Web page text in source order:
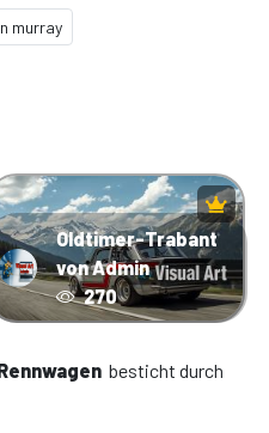
murray
Oldtimer-Trabant
von Admin
270
besticht durch